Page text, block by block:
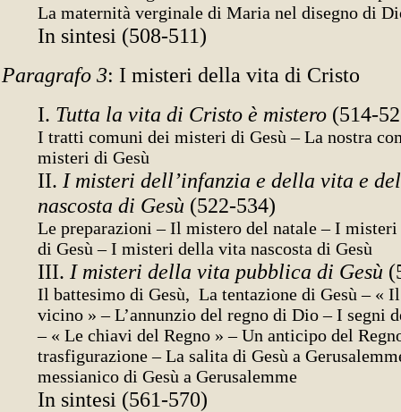
La maternità verginale di Maria nel disegno di
In sintesi (508-511)
Paragrafo 3: I misteri della vita di Cristo
I. Tutta la vita di Cristo è mistero (514-
I tratti comuni dei misteri di Gesù – La nostra
misteri di Gesù
II. I misteri dell’infanzia e della vita e
nascosta di Gesù (522-534)
Le preparazioni – Il mistero del natale – I
di Gesù – I misteri della vita nascosta di Gesù
III. I misteri della vita pubblica di Gesù
Il battesimo di Gesù, La tentazione di Gesù – «
vicino » – L’annunzio del regno di Dio – I segni
– « Le chiavi del Regno » – Un anticipo del
trasfigurazione – La salita di Gesù a
messianico di Gesù a Gerusalemme
In sintesi (561-570)